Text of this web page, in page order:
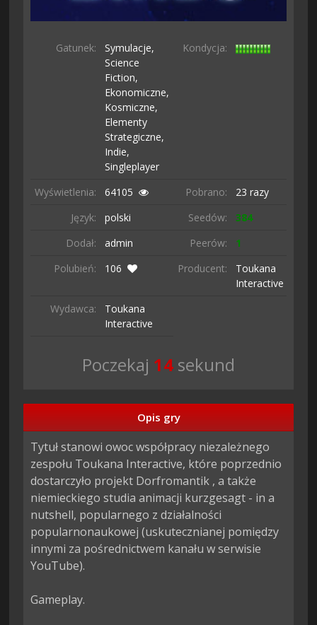
Gatunek:
Symulacje,
Science
Fiction,
Ekonomiczne,
Kosmiczne,
Elementy
Strategiczne,
Indie,
Singleplayer
Kondycja:
Wyświetlenia: 64105 Pobrano:
23 razy
Język:
polski Seedów:
384
Dodał:
admin Peerów:
1
Polubień:
106 Producent:
Toukana
Interactive
Wydawca:
Toukana
Interactive
Poczekaj 13 sekund
Opis gry
Tytuł stanowi owoc współpracy niezależnego
zespołu Toukana Interactive, które poprzednio
dostarczyło projekt Dorfromantik , a także
niemieckiego studia animacji kurzgesagt - in a
nutshell, popularnego z działalności
popularnonaukowej (uskutecznianej pomiędzy
innymi za pośrednictwem kanału w serwisie
YouTube).
Gameplay.